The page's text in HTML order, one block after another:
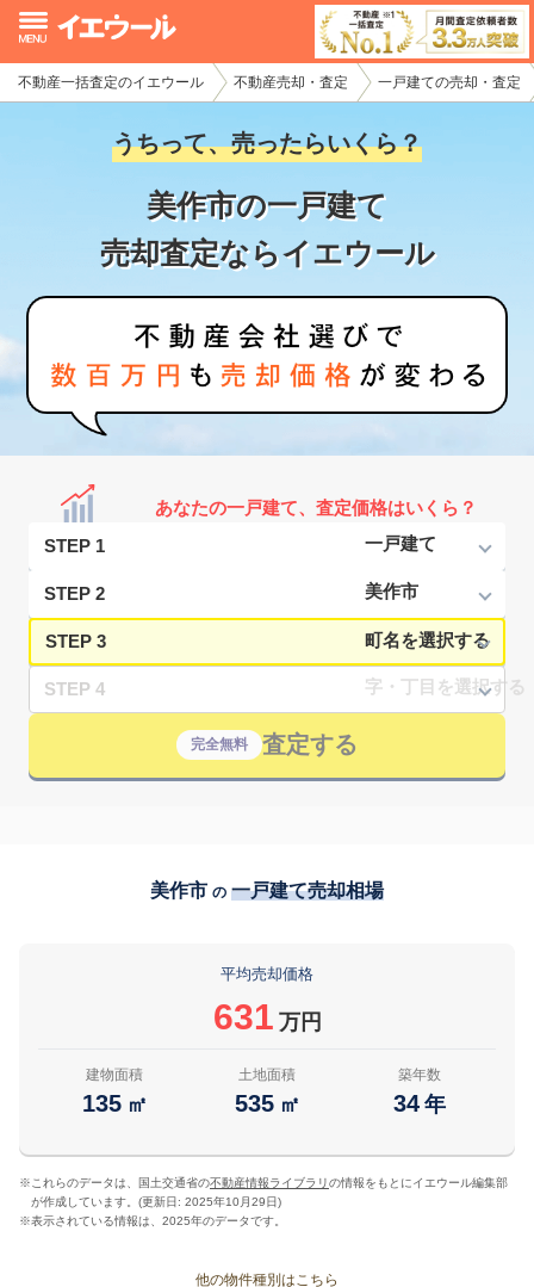
不動産一括査定のイエウール 不動産売却・査定 一戸建ての売却・査定
うちって、売ったらいくら？
美作市の一戸建て
売却査定ならイエウール
あなたの一戸建て、査定価格はいくら？
STEP 1
STEP 2
STEP 3
STEP 4
完全無料 査定する
美作市 の 一戸建て売却相場
平均売却価格
631 万円
建物面積
135 ㎡
土地面積
535 ㎡
築年数
34 年
※ これらのデータは、国土交通省の不動産情報ライブラリの情報をもとにイエウール編集部
が作成しています。(更新日: 2025年10月29日)
※表示されている情報は、2025年のデータです。
他の物件種別はこちら
イエウール加盟希望の不動産会社様
初めての方へ
不動産売却の流れ
不動産の売却・一括査定
家査定シミュレーター
お問い合わせ